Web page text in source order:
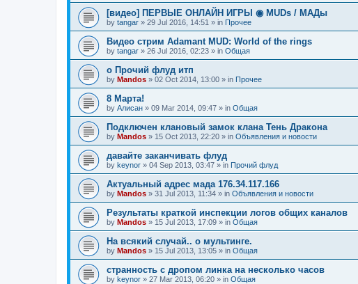
[видео] ПЕРВЫЕ ОНЛАЙН ИГРЫ ◉ MUDs / МАДы
by tangar » 29 Jul 2016, 14:51 » in Прочее
Видео стрим Adamant MUD: World of the rings
by tangar » 26 Jul 2016, 02:23 » in Общая
о Прочий флуд итп
by Mandos » 02 Oct 2014, 13:00 » in Прочее
8 Марта!
by Алисан » 09 Mar 2014, 09:47 » in Общая
Подключен клановый замок клана Тень Дракона
by Mandos » 15 Oct 2013, 22:20 » in Объявления и новости
давайте заканчивать флуд
by keynor » 04 Sep 2013, 03:47 » in Прочий флуд
Актуальный адрес мада 176.34.117.166
by Mandos » 31 Jul 2013, 11:34 » in Объявления и новости
Результаты краткой инспекции логов общих каналов
by Mandos » 15 Jul 2013, 17:09 » in Общая
На всякий случай.. о мультинге.
by Mandos » 15 Jul 2013, 13:05 » in Общая
странность с дропом линка на несколько часов
by keynor » 27 Mar 2013, 06:20 » in Общая